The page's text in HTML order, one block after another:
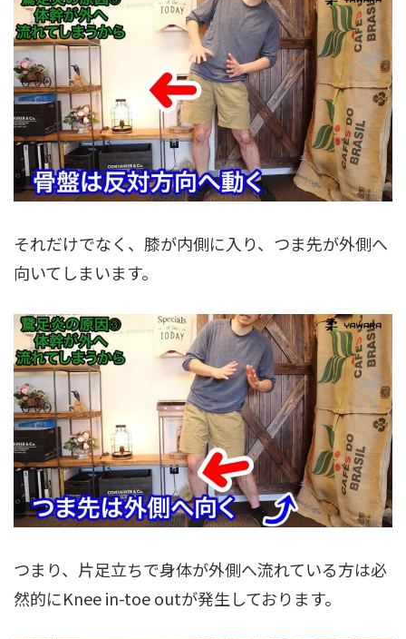
それだけでなく、膝が内側に入り、つま先が外側へ
向いてしまいます。
つまり、片足立ちで身体が外側へ流れている方は必
然的にKnee in-toe outが発生しております。